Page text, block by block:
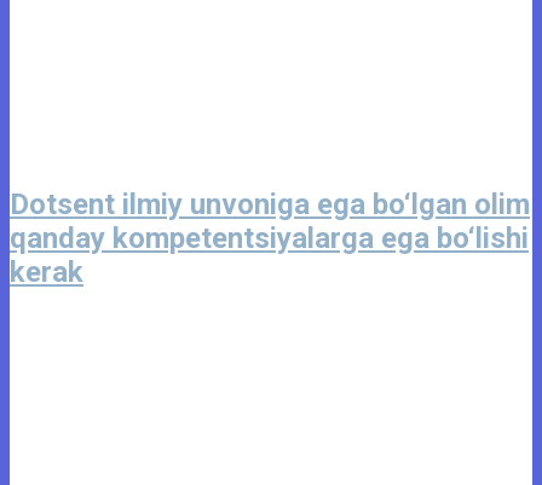
Dotsent ilmiy unvoniga ega bo‘lgan olim
qanday kompetentsiyalarga ega bo‘lishi
kerak